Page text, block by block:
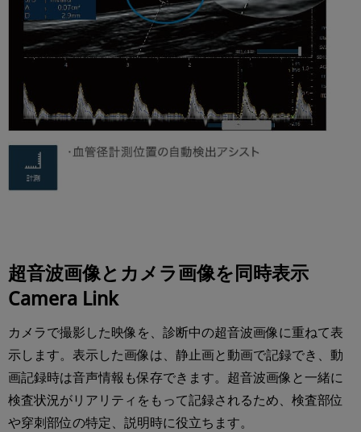
超音波画像とカメラ画像を同時表示
Camera Link
カメラで撮影した映像を、診断中の超音波画像に重ねて表
示します。表示した画像は、静止画と動画で記録でき、動
画記録時は音声情報も保存できます。超音波画像と一緒に
検査状況がリアリティをもって記録されるため、検査部位
や穿刺部位の特定、説明時に役立ちます。